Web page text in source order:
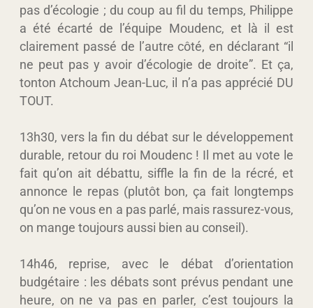
pas d’écologie ; du coup au fil du temps, Philippe
a été écarté de l’équipe Moudenc, et là il est
clairement passé de l’autre côté, en déclarant “il
ne peut pas y avoir d’écologie de droite”. Et ça,
tonton Atchoum Jean-Luc, il n’a pas apprécié DU
TOUT.
13h30, vers la fin du débat sur le développement
durable, retour du roi Moudenc ! Il met au vote le
fait qu’on ait débattu, siffle la fin de la récré, et
annonce le repas (plutôt bon, ça fait longtemps
qu’on ne vous en a pas parlé, mais rassurez-vous,
on mange toujours aussi bien au conseil).
14h46, reprise, avec le débat d’orientation
budgétaire : les débats sont prévus pendant une
heure, on ne va pas en parler, c’est toujours la